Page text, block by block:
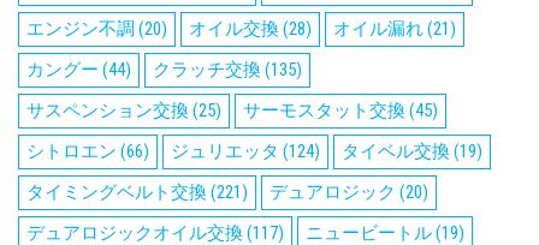
エンジン不調 (20) オイル交換(28) オイル漏れ(21)
カングー (44) クラッチ交換(135)
サスペンション交換(25) サーモスタット交換(45)
シトロエン (66) ジュリエッタ (124) タイベル交換(19)
タイミングベルト交換(221) デュアロジック (20)
デュアロジックオイル交換(117) ニュービートル(19)